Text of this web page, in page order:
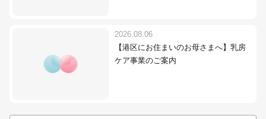
2026.08.06
【港区にお住まいのお母さまへ】乳房
ケア事業のご案内